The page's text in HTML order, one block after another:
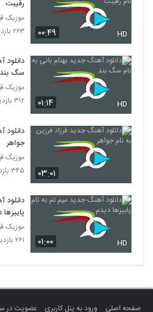
آهنگ حمید
3901
دانلود آهنگ
دیوونه داری
3902
موزیک زیبای
۳۷۰ بازدید
دانلود آهنگ
3904
آهنگ تویی در
۳۳۱ بازدید
Vay Vay
۴۱۹ بازدید
3906
A Nameh
۰۰:۴۹ HD
رقیبت
موزیک
۲۲۳ بازدید
۰۱:۱۴ HD
دانلود
سگ بند
موزیک
۳۱۲ بازدید
۰۳:۰۱
دانلود
جواهر
موزیک
۳۴۵ بازدید
۰۱:۰۰ HD
دانلود
موزیک
۲۶۱ بازدید
صفحه اصلی ورود به پنل کاربری عضویت در